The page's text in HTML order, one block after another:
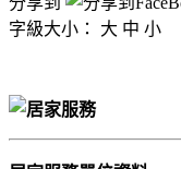
字級大小： 大 中 小